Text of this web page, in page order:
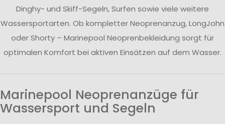
Dinghy- und Skiff-Segeln, Surfen sowie viele weitere
Wassersportarten. Ob kompletter Neoprenanzug, LongJohn
oder Shorty – Marinepool Neoprenbekleidung sorgt für
optimalen Komfort bei aktiven Einsätzen auf dem Wasser.
Marinepool Neoprenanzüge für
Wassersport und Segeln